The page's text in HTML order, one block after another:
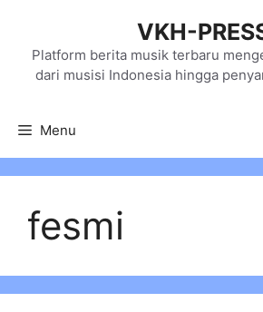
content
VKH-
Platform berita musik terbaru
dari musisi Indonesia hingga
Menu
fesmi